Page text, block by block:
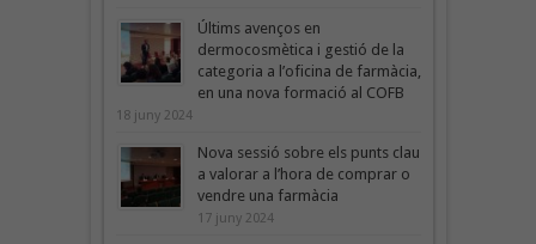
Últims avenços en
dermocosmètica i gestió de la
categoria a l’oficina de farmàcia,
en una nova formació al COFB
18 juny 2024
Nova sessió sobre els punts clau
a valorar a l’hora de comprar o
vendre una farmàcia
17 juny 2024